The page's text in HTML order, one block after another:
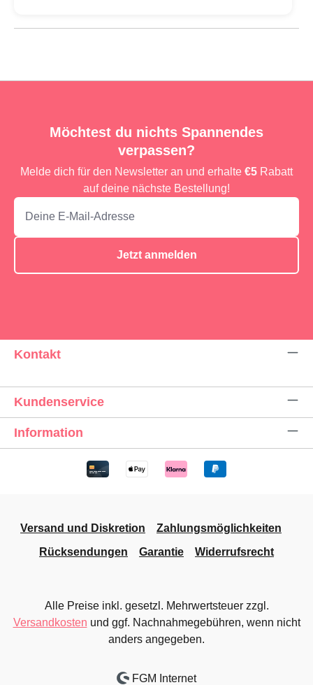
Möchtest du nichts Spannendes
verpassen?
Melde dich für den Newsletter an und erhalte €5 Rabatt
auf deine nächste Bestellung!
Jetzt anmelden
Kontakt
Kundenservice
Information
Versand und Diskretion
Zahlungsmöglichkeiten
Rücksendungen
Garantie Widerrufsrecht
Alle Preise inkl. gesetzl. Mehrwertsteuer zzgl.
Versandkosten und ggf. Nachnahmegebühren, wenn nicht
anders angegeben.
FGM Internet